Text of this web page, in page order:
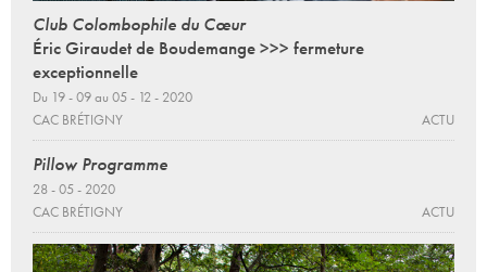
Club Colombophile du Cœur
Éric Giraudet de Boudemange >>> fermeture
exceptionnelle
Du 19 - 09 au 05 - 12 - 2020
CAC BRÉTIGNY
ACTU
Pillow Programme
28 - 05 - 2020
CAC BRÉTIGNY
ACTU